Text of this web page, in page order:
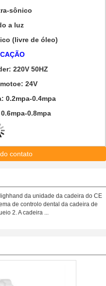
sônico
a luz
(livre de óleo)
220V 50HZ
24V
0.2mpa-0.4mpa
0.8mpa
contato
da unidade da cadeira do CE
de controlo dental da cadeira de
2. A cadeira ...